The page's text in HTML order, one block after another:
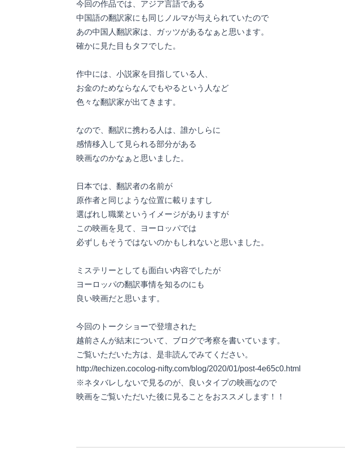
今回の作品では、アジア言語である
中国語の翻訳家にも同じノルマが与えられていたので
あの中国人翻訳家は、ガッツがあるなぁと思います。
確かに見た目もタフでした。
作中には、小説家を目指している人、
お金のためならなんでもやるという人など
色々な翻訳家が出てきます。
なので、翻訳に携わる人は、誰かしらに
感情移入して見られる部分がある
映画なのかなぁと思いました。
日本では、翻訳者の名前が
原作者と同じような位置に載りますし
選ばれし職業というイメージがありますが
この映画を見て、ヨーロッパでは
必ずしもそうではないのかもしれないと思いました。
ミステリーとしても面白い内容でしたが
ヨーロッパの翻訳事情を知るのにも
良い映画だと思います。
今回のトークショーで登壇された
越前さんが結末について、ブログで考察を書いています。
ご覧いただいた方は、是非読んでみてください。
http://techizen.cocolog-nifty.com/blog/2020/01/post-4e65c0.html
※ネタバレしないで見るのが、良いタイプの映画なので
映画をご覧いただいた後に見ることをおススメします！！